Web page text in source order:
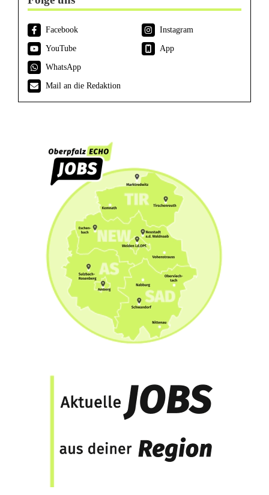
Facebook
Instagram
YouTube
App
WhatsApp
Mail an die Redaktion